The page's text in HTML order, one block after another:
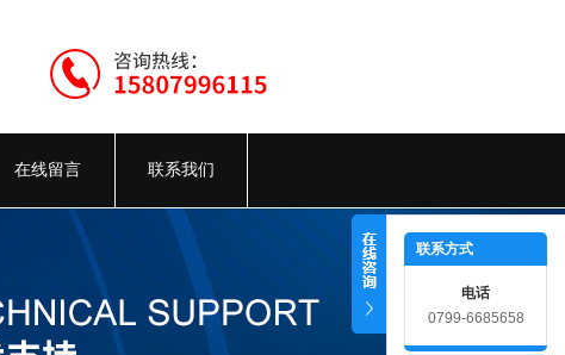
在线留言 联系我们
联系方式
电话
0799-6685658